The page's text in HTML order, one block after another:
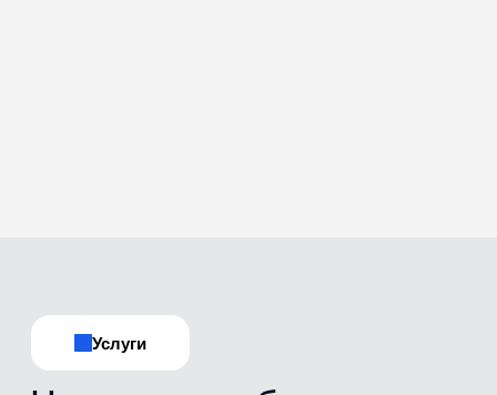
проводимых
испытаний